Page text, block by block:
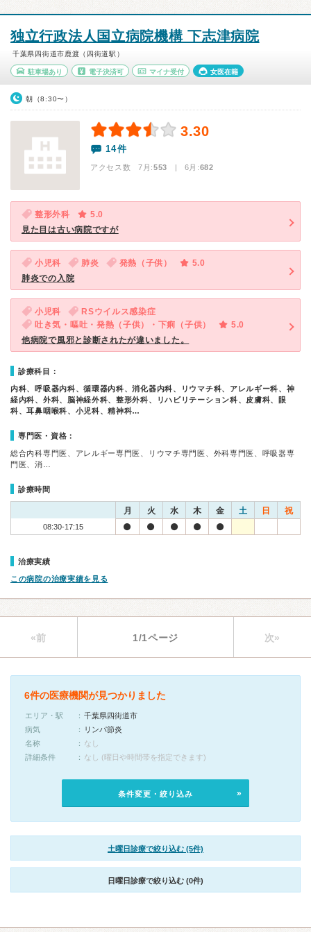
独立行政法人国立病院機構 下志津病院
千葉県四街道市鹿渡（四街道駅）
駐車場あり 電子決済可 マイナ受付 女医在籍
朝（8:30〜）
3.30
14件
アクセス数 7月:553 | 6月:682
整形外科
5.0
見た目は古い病院ですが
小児科 肺炎 発熱（子供）
5.0
肺炎での入院
小児科
RSウイルス感染症
吐き気・嘔吐・発熱（子供）・下痢（子供）
5.0
他病院で風邪と診断されたが違いました。
診療科目：
内科、呼吸器内科、循環器内科、消化器内科、リウマチ科、アレルギー科、神
経内科、外科、脳神経外科、整形外科、リハビリテーション科、皮膚科、眼
科、耳鼻咽喉科、小児科、精神科…
専門医・資格：
総合内科専門医、アレルギー専門医、リウマチ専門医、外科専門医、呼吸器専
門医、消…
診療時間
月 火 水 木 金 土 日 祝
08:30-17:15
治療実績
この病院の治療実績を見る
«前 1/1ページ 次»
6件の医療機関が見つかりました
エリア・駅
千葉県四街道市
病気
リンパ節炎
名称
なし
詳細条件
なし (曜日や時間帯を指定できます)
条件変更・絞り込み
土曜日診療で絞り込む (5件)
日曜日診療で絞り込む (0件)